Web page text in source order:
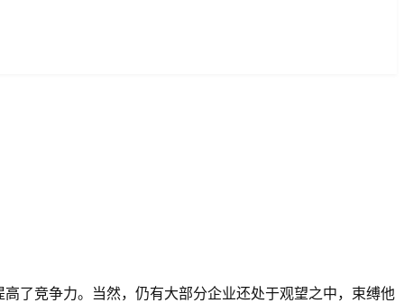
了竞争力。当然，仍有大部分企业还处于观望之中，束缚他